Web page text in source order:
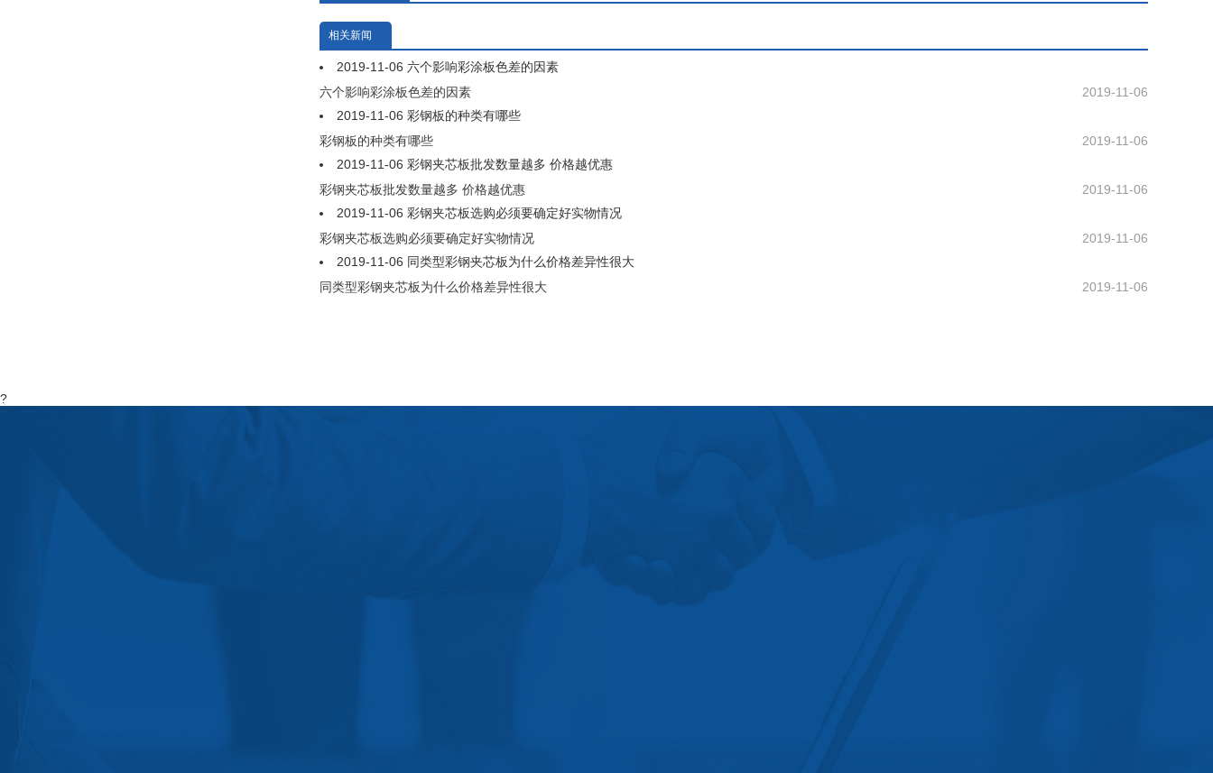
相关新闻
2019-11-06 六个影响彩涂板色差的因素
六个影响彩涂板色差的因素
2019-11-06
2019-11-06 彩钢板的种类有哪些
彩钢板的种类有哪些
2019-11-06
2019-11-06 彩钢夹芯板批发数量越多 价格越优惠
彩钢夹芯板批发数量越多 价格越优惠
2019-11-06
2019-11-06 彩钢夹芯板选购必须要确定好实物情况
彩钢夹芯板选购必须要确定好实物情况
2019-11-06
2019-11-06 同类型彩钢夹芯板为什么价格差异性很大
同类型彩钢夹芯板为什么价格差异性很大
2019-11-06
?
阜阳市顺鹏彩钢板有限公司